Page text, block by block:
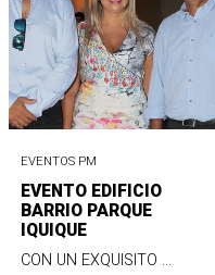
EVENTOS PM
EVENTO EDIFICIO
BARRIO PARQUE
IQUIQUE
CON UN EXQUISITO ...